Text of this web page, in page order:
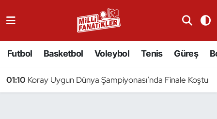
Futbol Basketbol Voleybol Tenis Güreş
01:10 Koray Uygun Dünya Şampiyonası’nda Finale Koştu
Badminton